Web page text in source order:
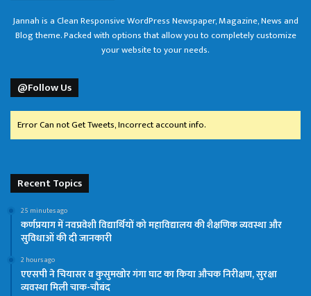
Jannah is a Clean Responsive WordPress Newspaper, Magazine, News and
Blog theme. Packed with options that allow you to completely customize
your website to your needs.
@Follow Us
Error Can not Get Tweets, Incorrect account info.
Recent Topics
25 minutes ago
कर्णप्रयाग में नवप्रवेशी विद्यार्थियों को महाविद्यालय की शैक्षणिक व्यवस्था और
सुविधाओं की दी जानकारी
2 hours ago
एएसपी ने चियासर व कुसुमखोर गंगा घाट का किया औचक निरीक्षण, सुरक्षा
व्यवस्था मिली चाक-चौबंद